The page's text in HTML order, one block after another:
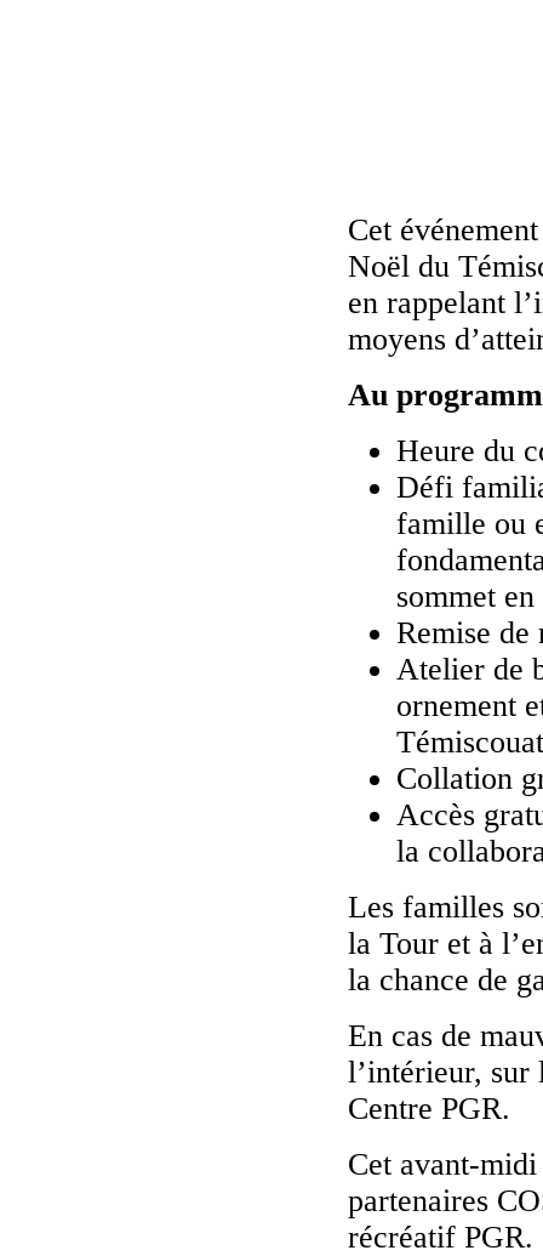
Cet
Noël du
en rappelant
moyens
Au
Heure du
Défi
famille ou
sommet
Remise de
Atelier de
ornement
Collation
Accès
la
Les familles
la Tour et à
la chance de
En cas de
l’intérieur, sur
Centre PGR.
Cet avant-
partenaires
récréatif PGR.